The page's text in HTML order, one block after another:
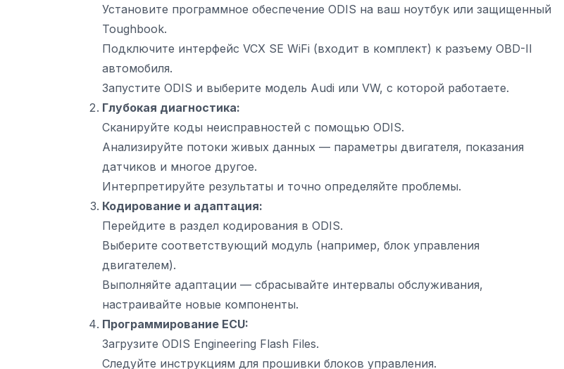
Установите программное обеспечение ODIS на ваш ноутбук или защищенный
Toughbook.
Подключите интерфейс VCX SE WiFi (входит в комплект) к разъему OBD-II
автомобиля.
Запустите ODIS и выберите модель Audi или VW, с которой работаете.
Глубокая диагностика:
Сканируйте коды неисправностей с помощью ODIS.
Анализируйте потоки живых данных — параметры двигателя, показания
датчиков и многое другое.
Интерпретируйте результаты и точно определяйте проблемы.
Кодирование и адаптация:
Перейдите в раздел кодирования в ODIS.
Выберите соответствующий модуль (например, блок управления
двигателем).
Выполняйте адаптации — сбрасывайте интервалы обслуживания,
настраивайте новые компоненты.
Программирование ECU:
Загрузите ODIS Engineering Flash Files.
Следуйте инструкциям для прошивки блоков управления.